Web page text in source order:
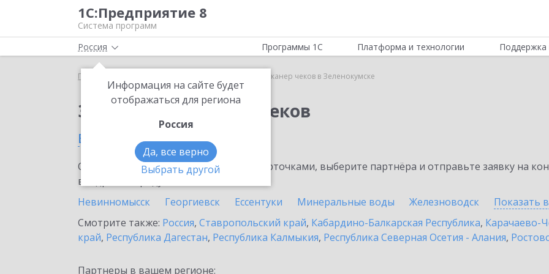
1С:Предприятие 8
Система программ
Россия
Информация на сайте будет
отображаться для региона
Россия
Да, все верно
Выбрать другой
Программы 1С Платформа и технологии Поддержка
Главная 1С:Сканер чеков в Зеленокумске
Заказать 1С:Сканер чеков
в Зеленокумске
Ознакомьтесь с информационными карточками, выберите партнёра и отправьте заявку на
внедрение продукта.
Невинномысск
Георгиевск Ессентуки Минеральные воды Железноводск Показать
Смотрите также: Россия, Ставропольский край, Кабардино-Балкарская Республика, Карачаево-
край, Республика Дагестан, Республика Калмыкия, Республика Северная Осетия - Алания,
Партнеры в вашем регионе: